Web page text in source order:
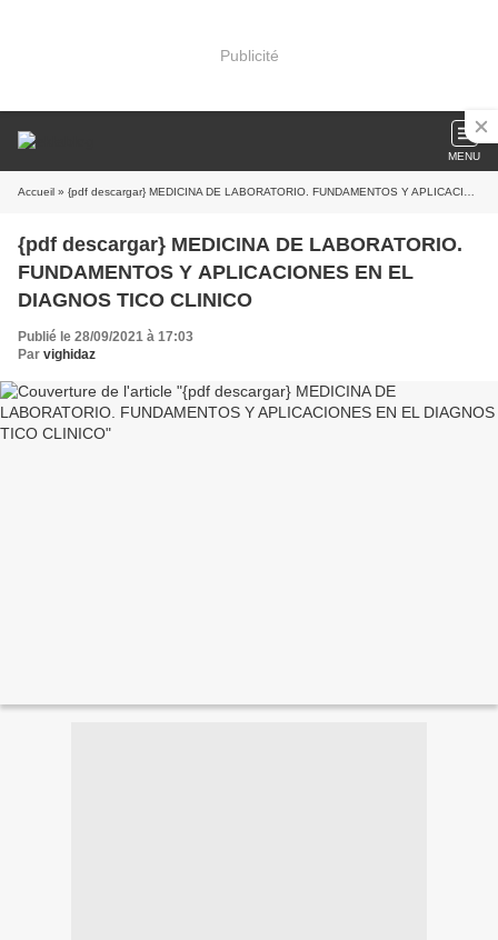
Publicité
MENU
Accueil » {pdf descargar} MEDICINA DE LABORATORIO. FUNDAMENTOS Y APLICACIONES EN EL DIAGNOS TICO CLINICO
{pdf descargar} MEDICINA DE LABORATORIO.
FUNDAMENTOS Y APLICACIONES EN EL
DIAGNOS TICO CLINICO
Publié le 28/09/2021 à 17:03
Par vighidaz